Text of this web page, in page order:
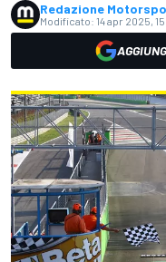
Redazione
Modificato: 14 apr 2025,